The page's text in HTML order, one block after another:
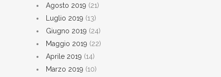
Agosto 2019 (21)
Luglio 2019 (13)
Giugno 2019 (24)
Maggio 2019 (22)
Aprile 2019 (14)
Marzo 2019 (10)